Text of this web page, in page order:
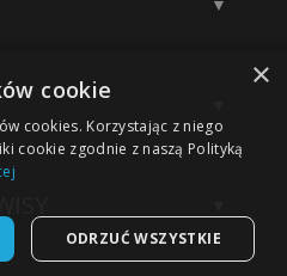
×
cookie
cookies. Korzystając z niego
cookie zgodnie z naszą Polityką
ODRZUĆ WSZYSTKIE